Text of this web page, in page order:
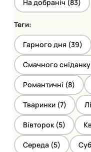
На добраніч (83)
Теги:
Гарного дня (39)
Смачного
Романтичні (8)
Тваринки (7)
Вівторок (5)
Середа (5)